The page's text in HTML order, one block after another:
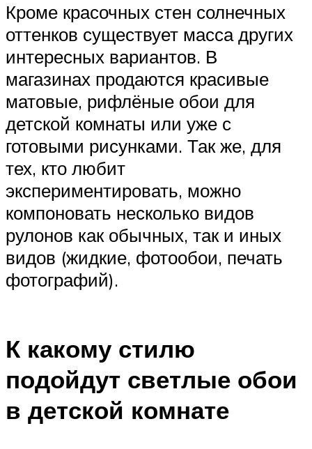
Кроме красочных стен солнечных
оттенков существует масса других
интересных вариантов. В
магазинах продаются красивые
матовые, рифлёные обои для
детской комнаты или уже с
готовыми рисунками. Так же, для
тех, кто любит
экспериментировать, можно
компоновать несколько видов
рулонов как обычных, так и иных
видов (жидкие, фотообои, печать
фотографий).
К какому стилю
подойдут светлые обои
в детской комнате